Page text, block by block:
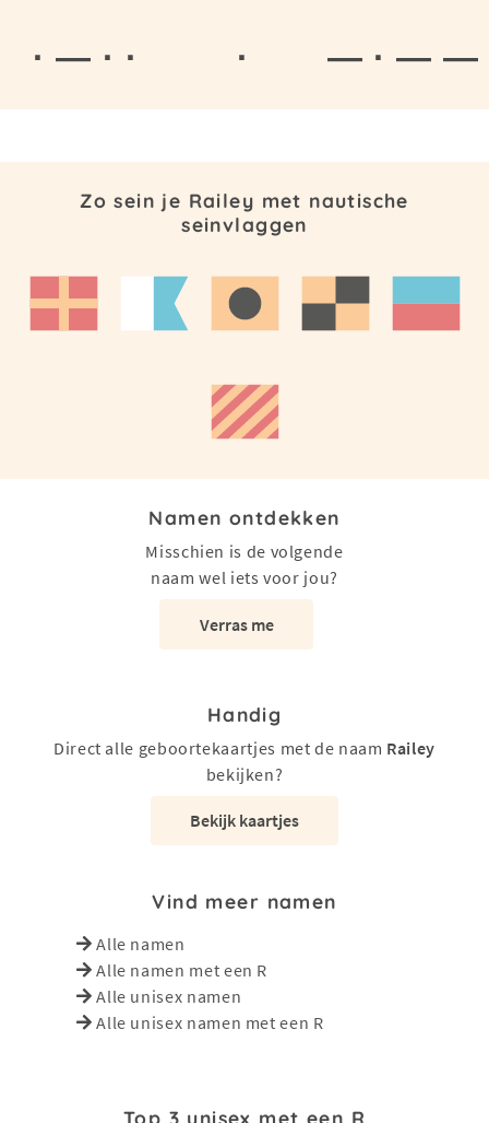
· — · ·
· — · — —
Zo sein je Railey met nautische
seinvlaggen
Namen ontdekken
Misschien is de volgende
naam wel iets voor jou?
Verras me
Handig
Direct alle geboortekaartjes met de naam Railey
bekijken?
Bekijk kaartjes
Vind meer namen
Alle namen
Alle namen met een R
Alle unisex namen
Alle unisex namen met een R
Top 3 unisex met een R